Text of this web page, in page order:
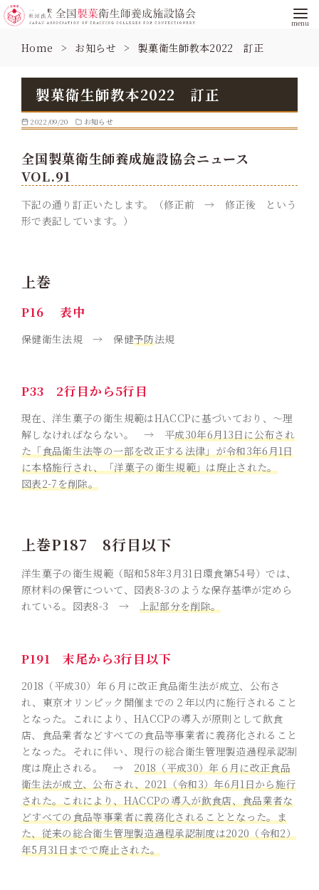
Home お知らせ 製菓衛生師教本2022 訂正
製菓衛生師教本2022 訂正
2022/09/20 お知らせ
全国製菓衛生師養成施設協会ニュース
VOL.91
下記の通り訂正いたします。（修正前 → 修正後 という
形で表記しています。）
上巻
P16 表中
保健衛生法規 → 保健予防法規
P33 2行目から5行目
現在、洋生菓子の衛生規範はHACCPに基づいており、〜理
解しなければならない。 → 平成30年6月13日に公布され
た「食品衛生法等の一部を改正する法律」が令和3年6月1日
に本格施行され、「洋菓子の衛生規範」は廃止された。
図表2-7を削除。
上巻P187 8行目以下
洋生菓子の衛生規範（昭和58年3月31日環食第54号）では、
原材料の保管について、図表8-3のような保存基準が定めら
れている。図表8-3 → 上記部分を削除。
P191 末尾から3行目以下
2018（平成30）年６月に改正食品衛生法が成立、公布さ
れ、東京オリンピック開催までの２年以内に施行されること
となった。これにより、HACCPの導入が原則として飲食
店、食品業者などすべての食品等事業者に義務化されること
となった。それに伴い、現行の総合衛生管理製造過程承認制
度は廃止される。 → 2018（平成30）年６月に改正食品
衛生法が成立、公布され、2021（令和3）年6月1日から施行
された。これにより、HACCPの導入が飲食店、食品業者な
どすべての食品等事業者に義務化されることとなった。ま
た、従来の総合衛生管理製造過程承認制度は2020（令和2）
年5月31日までで廃止された。